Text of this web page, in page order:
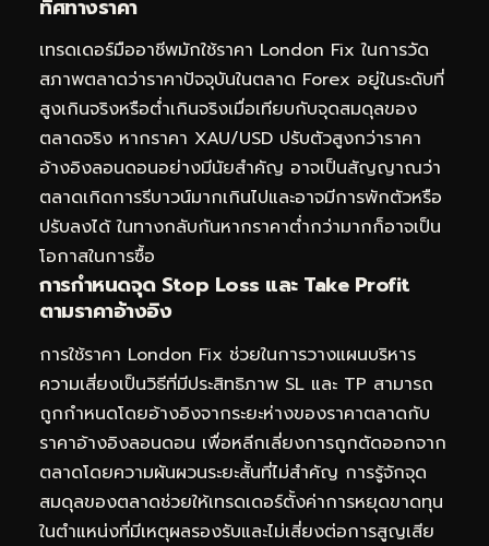
ทิศทางราคา
เทรดเดอร์มืออาชีพมักใช้ราคา London Fix ในการวัด
สภาพตลาดว่าราคาปัจจุบันในตลาด Forex อยู่ในระดับที่
สูงเกินจริงหรือต่ำเกินจริงเมื่อเทียบกับจุดสมดุลของ
ตลาดจริง หากราคา XAU/USD ปรับตัวสูงกว่าราคา
อ้างอิงลอนดอนอย่างมีนัยสำคัญ อาจเป็นสัญญาณว่า
ตลาดเกิดการรีบาวน์มากเกินไปและอาจมีการพักตัวหรือ
ปรับลงได้ ในทางกลับกันหากราคาต่ำกว่ามากก็อาจเป็น
โอกาสในการซื้อ
การกำหนดจุด Stop Loss และ Take Profit
ตามราคาอ้างอิง
การใช้ราคา London Fix ช่วยในการวางแผนบริหาร
ความเสี่ยงเป็นวิธีที่มีประสิทธิภาพ SL และ TP สามารถ
ถูกกำหนดโดยอ้างอิงจากระยะห่างของราคาตลาดกับ
ราคาอ้างอิงลอนดอน เพื่อหลีกเลี่ยงการถูกตัดออกจาก
ตลาดโดยความผันผวนระยะสั้นที่ไม่สำคัญ การรู้จักจุด
สมดุลของตลาดช่วยให้เทรดเดอร์ตั้งค่าการหยุดขาดทุน
ในตำแหน่งที่มีเหตุผลรองรับและไม่เสี่ยงต่อการสูญเสีย